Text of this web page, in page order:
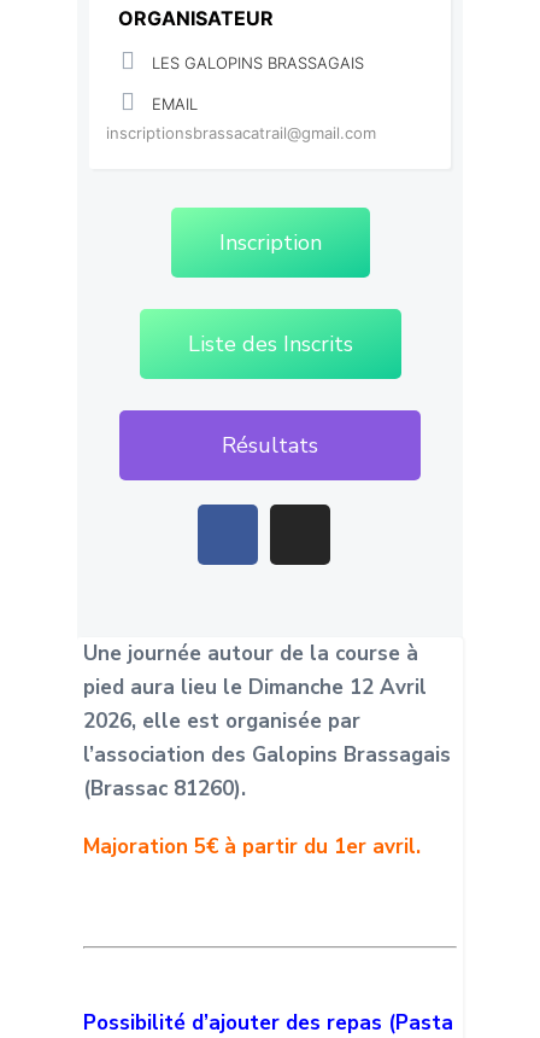
ORGANISATEUR
LES GALOPINS BRASSAGAIS
EMAIL
inscriptionsbrassacatrail@gmail.com
Inscription
Liste des Inscrits
Résultats
Une journée autour de la course à
pied aura lieu le Dimanche 12 Avril
2026, elle est organisée par
l’association des Galopins Brassagais
(Brassac 81260).
Majoration 5€ à partir du 1er avril.
Possibilité d’ajouter des repas (Pasta